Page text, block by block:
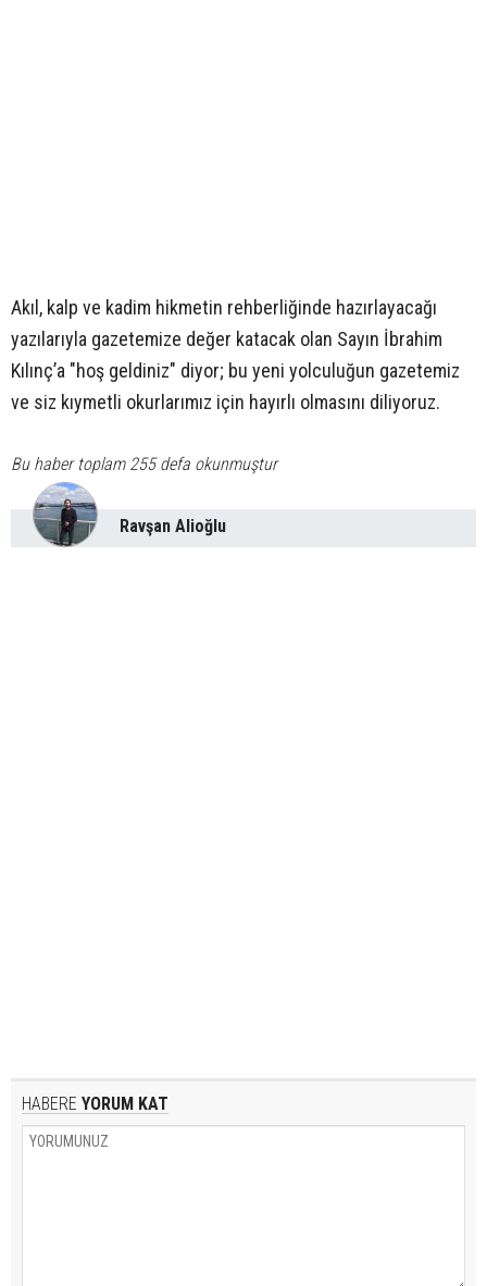
Akıl, kalp ve kadim hikmetin rehberliğinde hazırlayacağı
yazılarıyla gazetemize değer katacak olan Sayın İbrahim
Kılınç’a "hoş geldiniz" diyor; bu yeni yolculuğun gazetemiz
ve siz kıymetli okurlarımız için hayırlı olmasını diliyoruz.
Bu haber toplam 255 defa okunmuştur
Ravşan Alioğlu
HABERE YORUM KAT